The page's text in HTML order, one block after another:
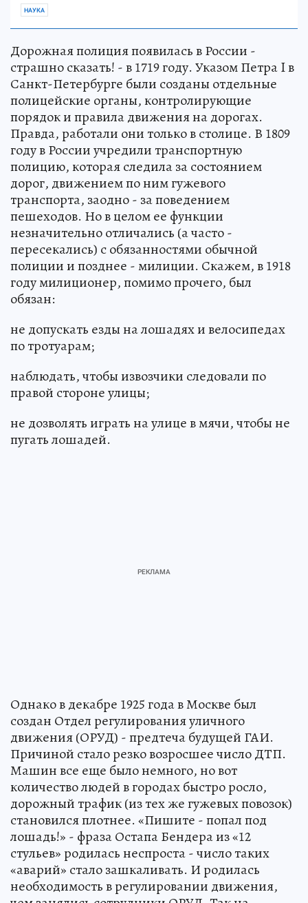
НАУКА
Дорожная полиция появилась в России -
страшно сказать! - в 1719 году. Указом Петра I в
Санкт-Петербурге были созданы отдельные
полицейские органы, контролирующие
порядок и правила движения на дорогах.
Правда, работали они только в столице. В 1809
году в России учредили транспортную
полицию, которая следила за состоянием
дорог, движением по ним гужевого
транспорта, заодно - за поведением
пешеходов. Но в целом ее функции
незначительно отличались (а часто -
пересекались) с обязанностями обычной
полиции и позднее - милиции. Скажем, в 1918
году милиционер, помимо прочего, был
обязан:
не допускать езды на лошадях и велосипедах
по тротуарам;
наблюдать, чтобы извозчики следовали по
правой стороне улицы;
не дозволять играть на улице в мячи, чтобы не
пугать лошадей.
Однако в декабре 1925 года в Москве был
создан Отдел регулирования уличного
движения (ОРУД) - предтеча будущей ГАИ.
Причиной стало резко возросшее число ДТП.
Машин все еще было немного, но вот
количество людей в городах быстро росло,
дорожный трафик (из тех же гужевых повозок)
становился плотнее. «Пишите - попал под
лошадь!» - фраза Остапа Бендера из «12
стульев» родилась неспроста - число таких
«аварий» стало зашкаливать. И родилась
необходимость в регулировании движения,